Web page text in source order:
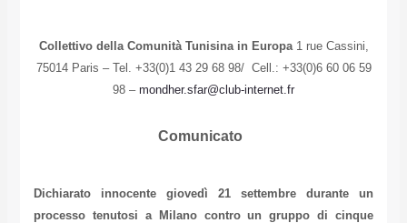
Collettivo della Comunità Tunisina in Europa 1 rue Cassini,
75014 Paris – Tel. +33(0)1 43 29 68 98/ Cell.: +33(0)6 60 06 59
98 – mondher.sfar@club-internet.fr
Comunicato
Dichiarato innocente giovedì 21 settembre durante un
processo tenutosi a Milano contro un gruppo di cinque